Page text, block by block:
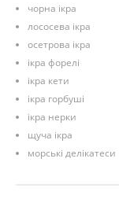
чорна ікра
лососева ікра
осетрова ікра
ікра форелі
ікра кети
ікра горбуші
ікра нерки
щуча ікра
морські делікатеси